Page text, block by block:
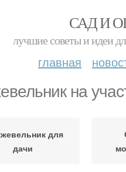
САД И
лучшие советы и идеи
главная
на
для
дачи